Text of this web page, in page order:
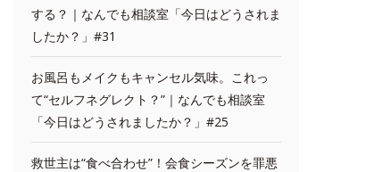
する？｜なんでも相談室「今日はどうされま
したか？」#31
お風呂もメイクもキャンセル気味。これっ
て“セルフネグレクト？”｜なんでも相談室
「今日はどうされましたか？」#25
救世主は“食べ合わせ”！会食シーズンを罪悪